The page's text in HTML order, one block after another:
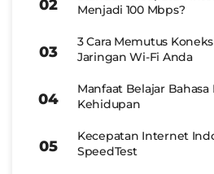
Menjadi 100 Mbps?
3 Cara Memutus
Jaringan Wi-Fi Anda
Manfaat Belajar
Kehidupan
Kecepatan Internet
SpeedTest